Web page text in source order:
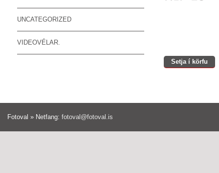
Setja í körfu
UNCATEGORIZED
VIDEOVÉLAR.
Fotoval » Netfang: fotoval@fotoval.is